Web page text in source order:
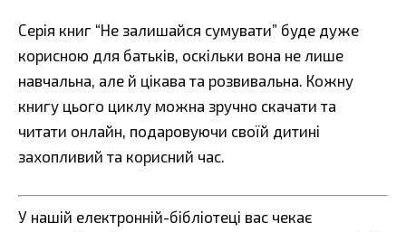
Серія книг “Не залишайся сумувати” буде дуже
корисною для батьків, оскільки вона не лише
навчальна, але й цікава та розвивальна. Кожну
книгу цього циклу можна зручно скачати та
читати онлайн, подаровуючи своїй дитині
захопливий та корисний час.
У нашій електронній-бібліотеці вас чекає